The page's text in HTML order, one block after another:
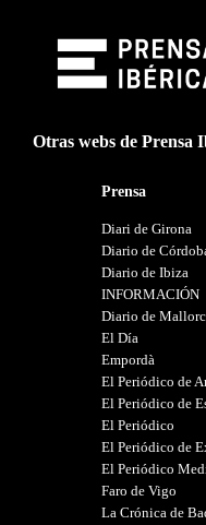
Otras webs de Prensa
Prensa
Diari de Girona
Diario de
Diario de Ibiza
INFORMACIÓN
Diario de
El Día
Empordà
El Periódico de
El Periódico de
El Periódico
El Periódico de
El Periódico
Faro de Vigo
La Crónica de